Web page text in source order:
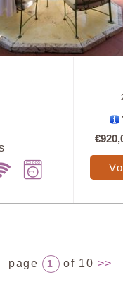
page 1 of 10 >>